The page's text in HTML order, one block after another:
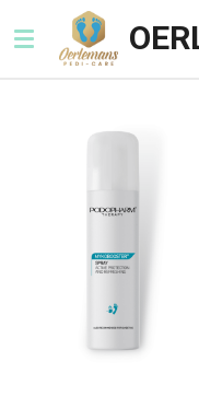
direct
hoofdinhoud